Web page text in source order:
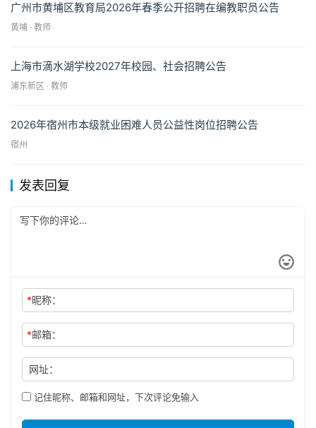
广州市黄埔区教育局2026年春季公开招聘在编教职员公告
黄埔 · 教师
上海市滴水湖学校2027年校园、社会招聘公告
浦东新区 · 教师
2026年宿州市本级就业困难人员公益性岗位招聘公告
宿州
发表回复
*昵称：
*邮箱：
网址：
记住昵称、邮箱和网址，下次评论免输入